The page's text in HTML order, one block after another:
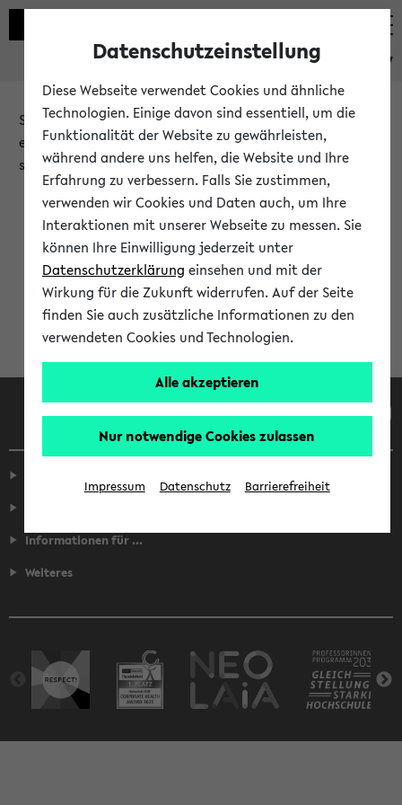
eKVV
Sie möchten auf eine eKVV Funktion zugreifen, die Ihnen
erst nach einer Anmeldung am System zur Verfügung
steht.
Bitte melden Sie sich an:
Anmeldung am eKVV
Informationen für ...
Weiteres
Datenschutzeinstellung
Diese Webseite verwendet Cookies und ähnliche
Technologien. Einige davon sind essentiell, um die
Funktionalität der Website zu gewährleisten,
während andere uns helfen, die Website und Ihre
Erfahrung zu verbessern. Falls Sie zustimmen,
verwenden wir Cookies und Daten auch, um Ihre
Interaktionen mit unserer Webseite zu messen. Sie
können Ihre Einwilligung jederzeit unter
Datenschutzerklärung einsehen und mit der
Wirkung für die Zukunft widerrufen. Auf der Seite
finden Sie auch zusätzliche Informationen zu den
verwendeten Cookies und Technologien.
Alle akzeptieren
Nur notwendige Cookies zulassen
Impressum Datenschutz Barrierefreiheit